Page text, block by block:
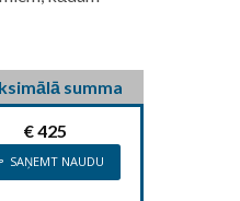
summa
€ 425
SAŅEMT NAUDU